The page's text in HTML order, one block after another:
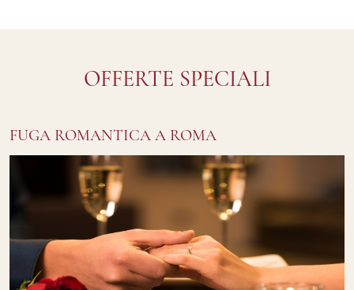
OFFERTE SPECIALI
FUGA ROMANTICA A ROMA